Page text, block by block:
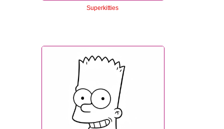
Superkitties